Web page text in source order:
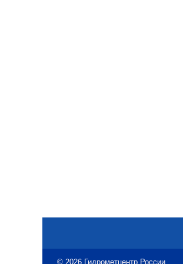
© 2026 Гидрометцентр России